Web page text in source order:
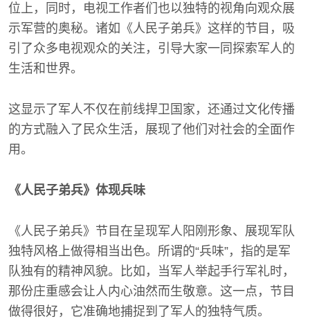
位上，同时，电视工作者们也以独特的视角向观众展
示军营的奥秘。诸如《人民子弟兵》这样的节目，吸
引了众多电视观众的关注，引导大家一同探索军人的
生活和世界。
这显示了军人不仅在前线捍卫国家，还通过文化传播
的方式融入了民众生活，展现了他们对社会的全面作
用。
《人民子弟兵》体现兵味
《人民子弟兵》节目在呈现军人阳刚形象、展现军队
独特风格上做得相当出色。所谓的“兵味”，指的是军
队独有的精神风貌。比如，当军人举起手行军礼时，
那份庄重感会让人内心油然而生敬意。这一点，节目
做得很好，它准确地捕捉到了军人的独特气质。